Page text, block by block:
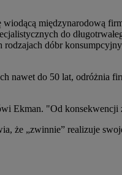
międzynarodową
do
dóbr
nawet do 50 lat,
"Od konsekwencji
że „zwinnie” realizuje